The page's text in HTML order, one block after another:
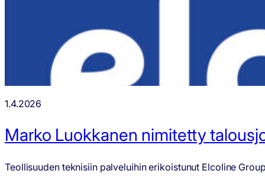
1.4.2026
Marko Luokkanen nimitetty
Teollisuuden teknisiin palveluihin erikoistunut Elcoline